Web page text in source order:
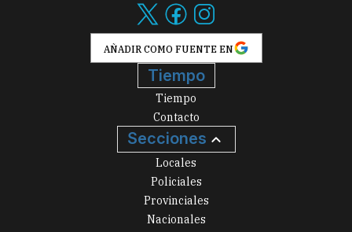
AÑADIR COMO FUENTE EN
Tiempo
Tiempo
Contacto
Secciones
Locales
Policiales
Provinciales
Nacionales